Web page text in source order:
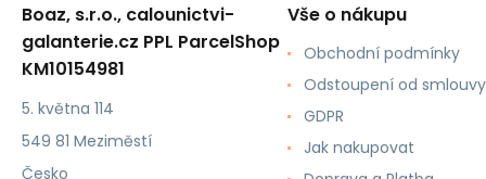
Boaz, s.r.o., calounictvi-
galanterie.cz PPL ParcelShop
KM10154981
5. května 114
549 81 Meziměstí
Česko
Vše o nákupu
Obchodní podmínky
Odstoupení od smlouvy
GDPR
Jak nakupovat